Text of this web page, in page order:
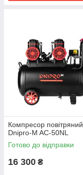
Компресор повітряний
Dnipro-M AC-50NL
Готово до відправки
16 300 ₴